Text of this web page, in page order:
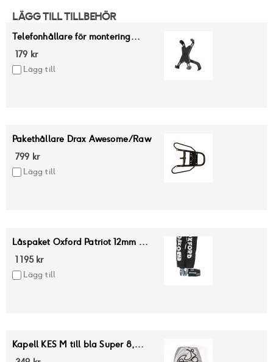
LÄGG TILL TILLBEHÖR
Telefonhållare för montering...
179 kr
Lägg till
Pakethållare Drax Awesome/Raw
799 kr
Lägg till
Låspaket Oxford Patriot 12mm ...
1 195 kr
Lägg till
Kapell KES M till bla Super 8,...